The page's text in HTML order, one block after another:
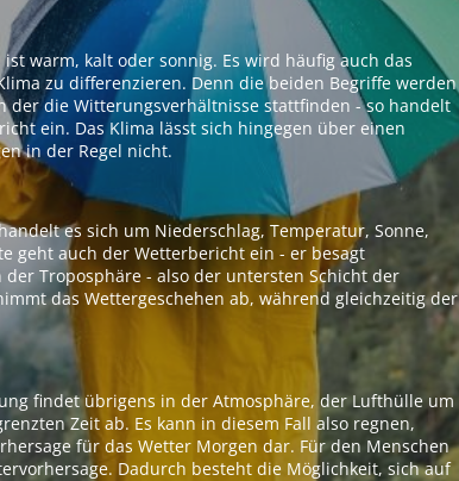
warm, kalt oder sonnig. Es wird häufig auch das
zu differenzieren. Denn die beiden Begriffe werden
die Witterungsverhältnisse stattfinden - so handelt
ein. Das Klima lässt sich hingegen über einen
in der Regel nicht.
es sich um Niederschlag, Temperatur, Sonne,
geht auch der Wetterbericht ein - er besagt
Troposphäre - also der untersten Schicht der
das Wettergeschehen ab, während gleichzeitig der
findet übrigens in der Atmosphäre, der Lufthülle um
Zeit ab. Es kann in diesem Fall also regnen,
für das Wetter Morgen dar. Für den Menschen
Dadurch besteht die Möglichkeit, sich auf